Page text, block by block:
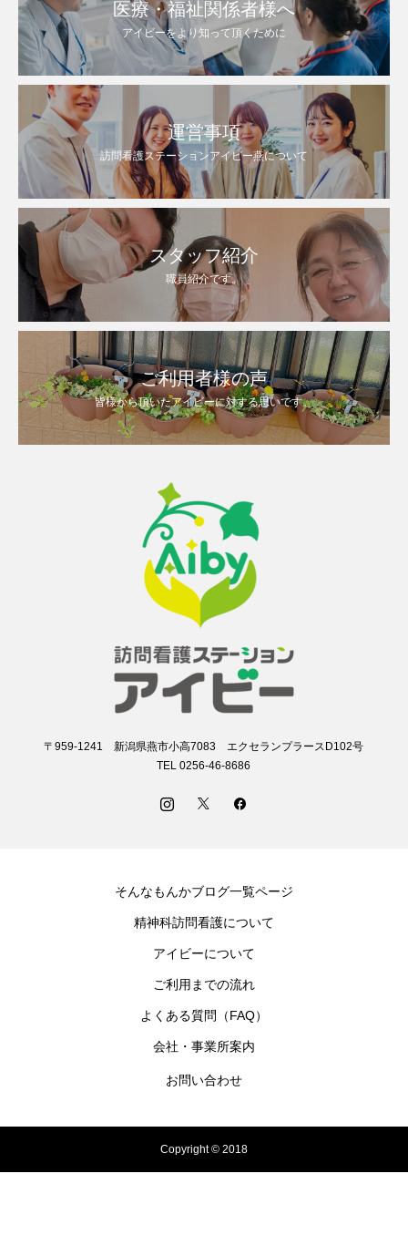
医療・福祉関係者様へ
アイビーをより知って頂くために
運営事項
訪問看護ステーションアイビー燕について
スタッフ紹介
職員紹介です。
ご利用者様の声
皆様から頂いたアイビーに対する思いです。
〒959-1241 新潟県燕市小高7083 エクセランプラースD102号
TEL 0256-46-8686
そんなもんかブログ一覧ページ
精神科訪問看護について
アイビーについて
ご利用までの流れ
よくある質問（FAQ）
会社・事業所案内
お問い合わせ
Copyright © 2018